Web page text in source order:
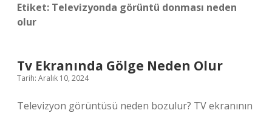
Etiket: Televizyonda görüntü donması neden
olur
Tv Ekranında Gölge Neden Olur
Tarih: Aralık 10, 2024
Televizyon görüntüsü neden bozulur? TV ekranının